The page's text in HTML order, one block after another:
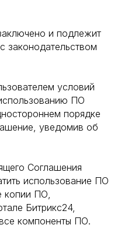
и подлежит
законодательством
условий
ПО
порядке
уведомив об
Соглашения
использование ПО
копии ПО,
Битрикс24,
компоненты ПО.